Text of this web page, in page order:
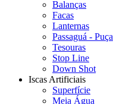
Balanças
Facas
Lanternas
Passaguá - Puça
Tesouras
Stop Line
Down Shot
Iscas Artificiais
Superfície
Meia Água